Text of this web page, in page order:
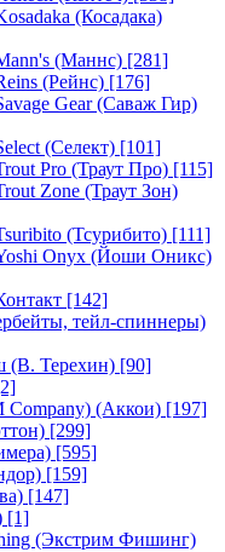
(Косадака)
(Маннс) [281]
(Рейнс) [176]
Gear (Саваж Гир)
(Селект) [101]
Pro (Траут Про) [115]
Zone (Траут Зон)
(Тсурибито) [111]
Onyx (Йоши Оникс)
[142]
тейл-спиннеры)
(В. Терехин) [90]
(Аккои) [197]
[299]
[595]
[159]
[147]
[1]
(Экстрим Фишинг)